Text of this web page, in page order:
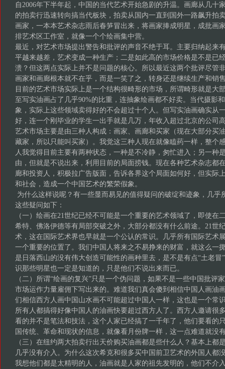
自2006年下半年起，中国的当代艺术开始急剧的升温。画廊从几十
的拍卖行迅速转向搞当代板块，拍卖从国内一直到国外一路飙升拍
画家，一本本艺术杂志雨后春笋冒出来，将画家捧成明星，成批画
排艺术区工作室，就像一个个绘画集中营。
最近，对艺术市场提出警告和批评的声音不绝于耳。主要归纳起来
平越来越差，艺术变成一种生产；二是如此高的市场价格是不是已
溃？但这两点实际上并不是问题的核心。所以最近这两个批评尽管
画家和画廊根本就不在乎，而是一笑了之，转身还是继续生产和销
目前的艺术市场实际上是一个结构很畸形的市场，所谓畸形就是大
至写实油画占了几乎90%的比重，连抽象绘画都不好卖。当代摄影
象，实际上这些领域卖得好的不会超过十个人。但写实油画确实从
好，连一个刚毕业的学生一出手就是几万，年收入超过北京的公司
艺术市场主要是由三种人构成：画家、画廊和买家（现在大部分买
藏家，所以只能叫买家）。我觉这三种人现在就像瞌药一样，整个
人我觉得目前主要有两种状态，一种是不冷静，匆忙进入；另一种
由，但就是不说出来，利用目前的局面捞钱。现在各种艺术杂志都
廊和投资人，积极拉广告版面，告诉各界这个局面如何好，但实际
和社会，造成一个中国艺术的繁荣假象。
为什么这样说呢？有一些显而易见的值得疑问的破绽和迹象，几乎
这些疑问如下：
（一）绘画在21世纪已经不可能是一个重要的艺术领域了，即使在
希特、佛洛伊德等有局部突破之外，大部分都没有什么前途。21世
术，这在国际艺术界也早就是一个公认的常识。几乎所有国际艺术
一个重要的位置了。我们中国人将来之不易挣来的财富，就这么一
是日落西山的没有伟大创造可能性的画种里去，是不是有点“土老冒
识那些明星也一定是知道的，只是他们不说出来而已。
（二）所谓“绘画的复兴”只是一个伪问题，如果不是一些中国批评
市场运作力量雇佣下写出来的。难道我们真会傻到相信中国人画油
们相信西方人画中国山水画不可能超过中国人一样，这也是一个常
所有人都搞得好像中国人的油画快要超过西方人了。西方人邀请很
看的并不是笔法和技法，这个人家已经搞了一千年了，他们要看的
国传统、革命和现状的信息，就像看月份牌一样，这一点难道就没
（三）在纽约两大拍卖行出天价购买油画都是些什么人？基本上都
几乎没有介入。为什么这次希克和很多买中国前卫艺术的外国人都
我想他们都是太精明的人，油画就是人家的祖先发明的，他们不介